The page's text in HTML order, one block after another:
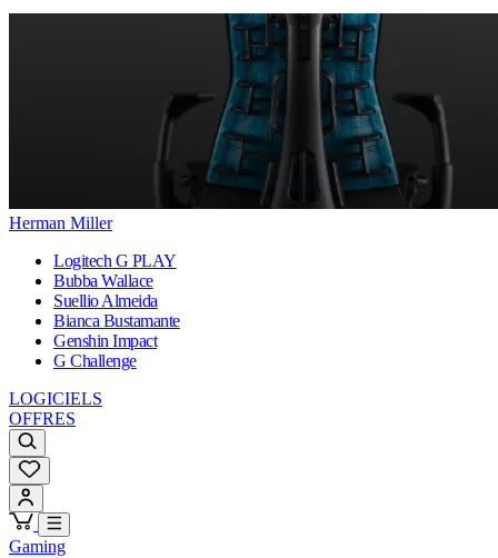
Herman Miller
Logitech G PLAY
Bubba Wallace
Suellio Almeida
Bianca Bustamante
Genshin Impact
G Challenge
LOGICIELS
OFFRES
Gaming